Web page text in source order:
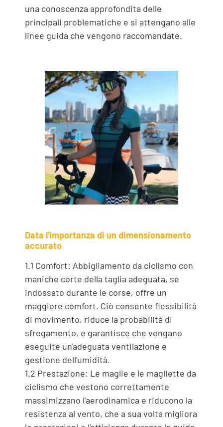
una conoscenza approfondita delle
principali problematiche e si attengano alle
linee guida che vengono raccomandate.
Data l'importanza di un dimensionamento
accurato
1.1 Comfort: Abbigliamento da ciclismo con
maniche corte della taglia adeguata, se
indossato durante le corse, offre un
maggiore comfort. Ciò consente flessibilità
di movimento, riduce la probabilità di
sfregamento, e garantisce che vengano
eseguite un'adeguata ventilazione e
gestione dell'umidità.
1.2 Prestazione: Le maglie e le magliette da
ciclismo che vestono correttamente
massimizzano l'aerodinamica e riducono la
resistenza al vento, che a sua volta migliora